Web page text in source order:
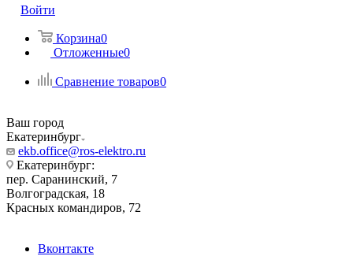
Войти
Корзина0
Отложенные0
Сравнение товаров0
Ваш город
Екатеринбург
ekb.office@ros-elektro.ru
Екатеринбург:
пер. Саранинский, 7
Волгоградская, 18
Красных командиров, 72
Вконтакте